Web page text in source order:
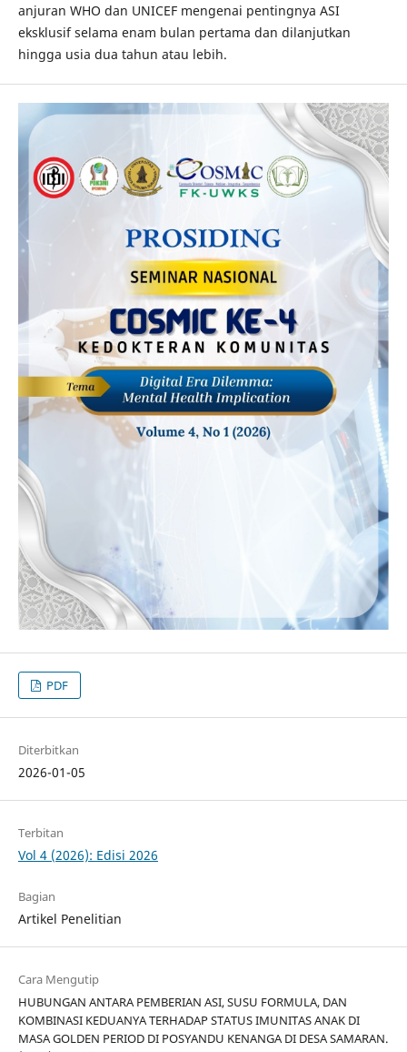
anjuran WHO dan UNICEF mengenai pentingnya ASI
eksklusif selama enam bulan pertama dan dilanjutkan
hingga usia dua tahun atau lebih.
PDF
Diterbitkan
2026-01-05
Terbitan
Vol 4 (2026): Edisi 2026
Bagian
Artikel Penelitian
Cara Mengutip
HUBUNGAN ANTARA PEMBERIAN ASI, SUSU FORMULA, DAN
KOMBINASI KEDUANYA TERHADAP STATUS IMUNITAS ANAK DI
MASA GOLDEN PERIOD DI POSYANDU KENANGA DI DESA SAMARAN.